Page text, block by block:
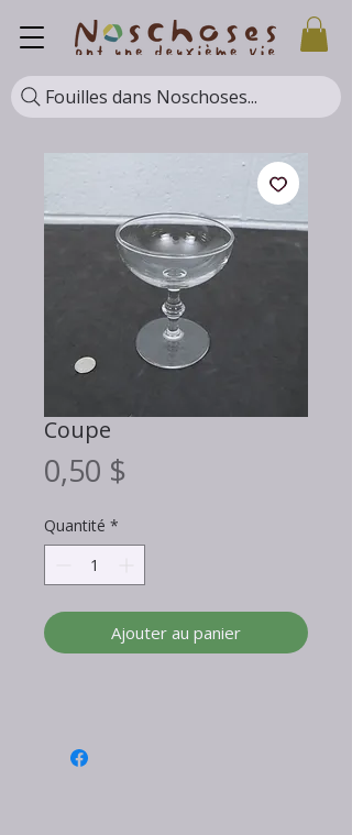
Fouilles dans Noschoses...
Coupe
0,50 $
Quantité *
Ajouter au panier